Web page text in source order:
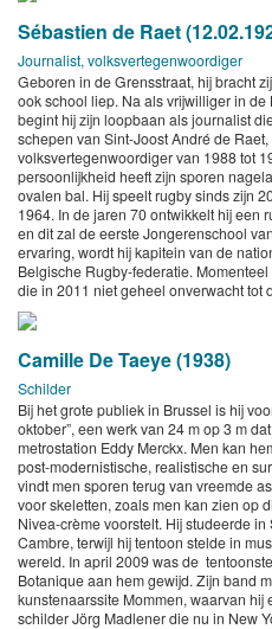
Sébastien de Raet
Journalist, volksvertegenwoordiger
Geboren in de Grensstraat, hij bracht
ook school liep. Na als vrijwilliger in
begint hij zijn loopbaan als journalist
schepen van Sint-Joost André de
volksvertegenwoordiger van 1988 tot
persoonlijkheid heeft zijn sporen
ovalen bal. Hij speelt rugby sinds zijn
1964. In de jaren 70 ontwikkelt hij een
en dit zal de eerste Jongerenschool
ervaring, wordt hij kapitein van de
Belgische Rugby-federatie.
die in 2011 niet geheel onverwacht tot
Camille De Taeye (1938)
Schilder
Bij het grote publiek in Brussel is hij
oktober”, een werk van 24 m op 3 m
metrostation Eddy Merckx. Men kan
post-modernistische, realistische en
vindt men sporen terug van vreemde
voor skeletten, zoals men kan zien op
Nivea-crème voorstelt. Hij studeerde
Cambre, terwijl hij tentoon stelde in
wereld. In april 2009 was de
Botanique aan hem gewijd. Zijn band
kunstenaarssite Mommen, waarvan
schilder Jörg Madlener die nu in New